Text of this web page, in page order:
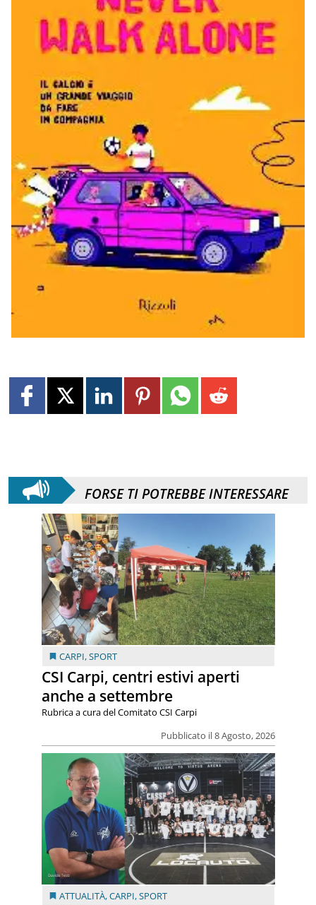
FORSE TI POTREBBE INTERESSARE
CARPI,SPORT
CSI Carpi, centri estivi aperti
anche a settembre
Pubblicato il 8 Agosto, 2026
Rubrica a cura del Comitato CSI Carpi
ATTUALITÀ,CARPI,SPORT